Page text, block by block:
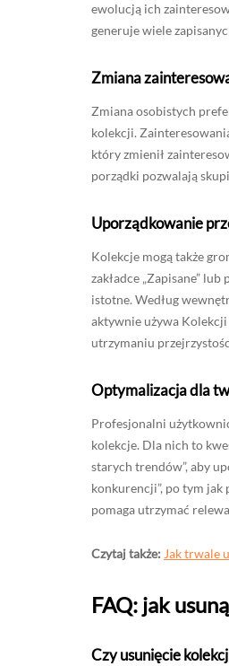
ewolucją ich
generuje wiele
Zmiana
Zmiana osobistych
kolekcji.
który zmienił
porządki pozwalają
Uporządkowanie
Kolekcje mogą także
zakładce „Zapisane”
istotne. Według
aktywnie używa Kolekcji
utrzymaniu
Optymalizacja dla
Profesjonalni
kolekcje. Dla nich to
starych trendów”, aby
konkurencji”, po tym jak
pomaga utrzymać
Czytaj także: Jak trwale
FAQ: jak
Czy usunięcie